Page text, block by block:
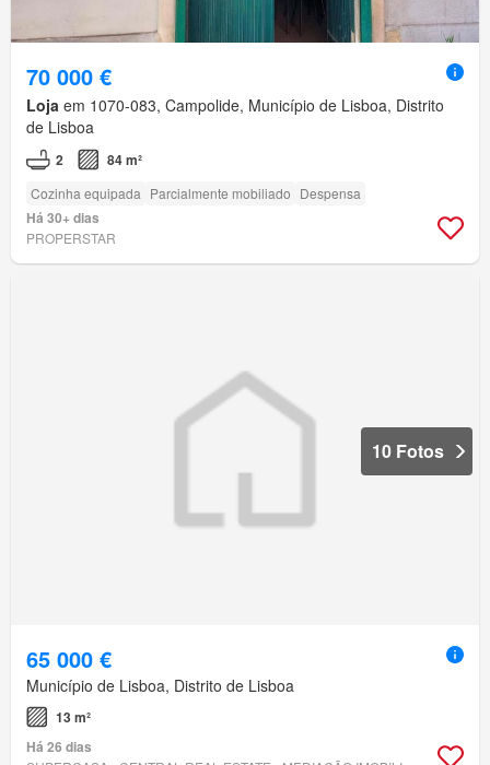
70 000 €
Loja em 1070-083, Campolide, Município de Lisboa, Distrito
de Lisboa
2 84 m²
Cozinha equipada Parcialmente mobiliado Despensa
Há 30+ dias
PROPERSTAR
10 Fotos
65 000 €
Município de Lisboa, Distrito de Lisboa
13 m²
Há 26 dias